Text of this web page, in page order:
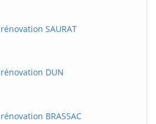
SAURAT
DUN
BRASSAC